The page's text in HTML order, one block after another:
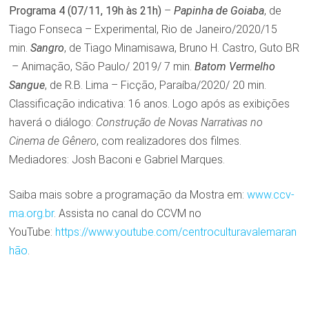
Programa 4 (07/11, 19h às 21h) – Papinha de Goiaba, de
Tiago Fonseca – Experimental, Rio de Janeiro/2020/15
min. Sangro, de Tiago Minamisawa, Bruno H. Castro, Guto BR
– Animação, São Paulo/ 2019/ 7 min. Batom Vermelho
Sangue, de R.B. Lima – Ficção, Paraíba/2020/ 20 min.
Classificação indicativa: 16 anos. Logo após as exibições
haverá o diálogo: Construção de Novas Narrativas no
Cinema de Gênero, com realizadores dos filmes.
Mediadores: Josh Baconi e Gabriel Marques.
Saiba mais sobre a programação da Mostra em: www.ccv-
ma.org.br. Assista no canal do CCVM no
YouTube: https://www.youtube.com/centroculturavalemaran
hão